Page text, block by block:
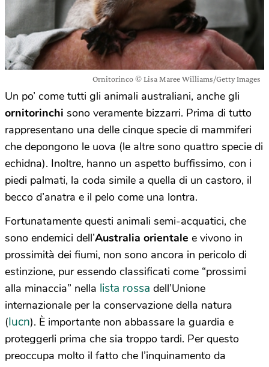
Ornitorinco © Lisa Maree Williams/Getty Images
Un po’ come tutti gli animali australiani, anche gli
ornitorinchi sono veramente bizzarri. Prima di tutto
rappresentano una delle cinque specie di mammiferi
che depongono le uova (le altre sono quattro specie di
echidna). Inoltre, hanno un aspetto buffissimo, con i
piedi palmati, la coda simile a quella di un castoro, il
becco d’anatra e il pelo come una lontra.
Fortunatamente questi animali semi-acquatici, che
sono endemici dell’Australia orientale e vivono in
prossimità dei fiumi, non sono ancora in pericolo di
estinzione, pur essendo classificati come “prossimi
alla minaccia” nella lista rossa dell’Unione
internazionale per la conservazione della natura
(Iucn). È importante non abbassare la guardia e
proteggerli prima che sia troppo tardi. Per questo
preoccupa molto il fatto che l’inquinamento da